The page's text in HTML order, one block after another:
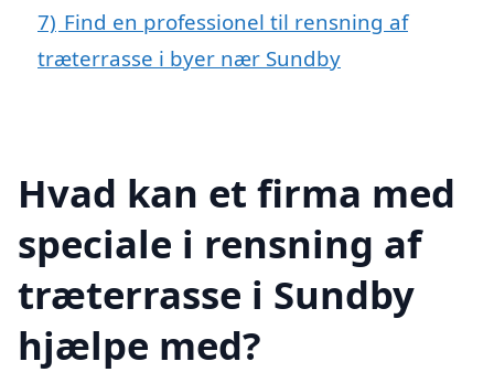
7) Find en professionel til rensning af
træterrasse i byer nær Sundby
Hvad kan et firma med
speciale i rensning af
træterrasse i Sundby
hjælpe med?